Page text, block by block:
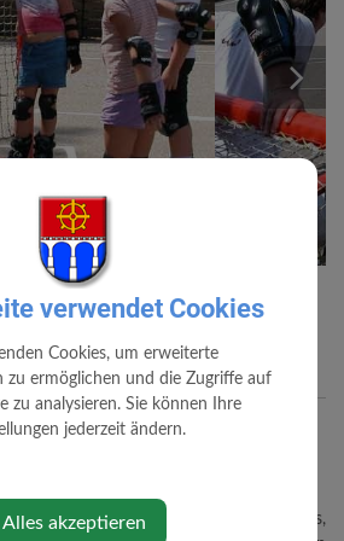
wird während der warmen
und während des Winters als
verwendet Cookies
Cookies, um erweiterte
zu ermöglichen und die Zugriffe auf
zu analysieren. Sie können Ihre
jederzeit ändern.
Alles akzeptieren